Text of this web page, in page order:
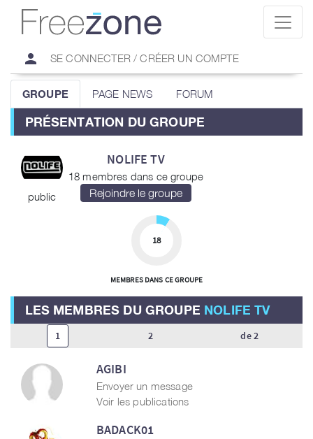
person SE CONNECTER / CRÉER UN COMPTE
GROUPE PAGE NEWS FORUM
PRÉSENTATION DU GROUPE
public
NOLIFE TV
18 membres dans ce groupe
18
MEMBRES DANS CE GROUPE
LES MEMBRES DU GROUPE NOLIFE TV
1 2 de 2
AGIBI
Envoyer un message
Voir les publications
BADACK01